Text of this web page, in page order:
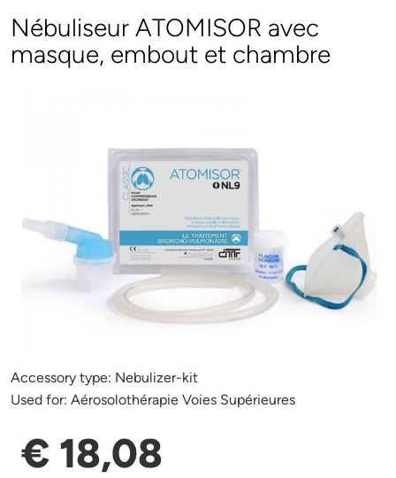
Nébuliseur ATOMISOR avec
masque, embout et chambre
Accessory type: Nebulizer-kit
Used for: Aérosolothérapie Voies Supérieures
€ 18,08